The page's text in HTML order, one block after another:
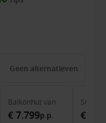
Geen alternatieven
Balkonhutvan
€ 7.799p.p.
Suite
€